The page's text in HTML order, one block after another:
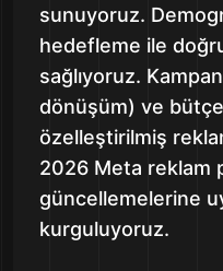
sunuyoruz.
hedefleme ile
sağlıyoruz.
dönüşüm) ve
özelleştirilmiş
2026 Meta reklam
güncellemelerine
kurguluyoruz.